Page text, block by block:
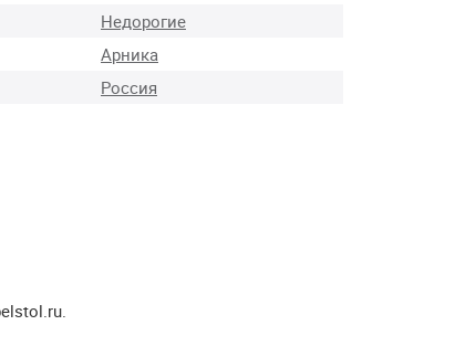
Недорогие
Арника
Россия